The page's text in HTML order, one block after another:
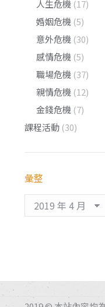
人生危機 (17)
婚姻危機 (5)
意外危機 (30)
感情危機 (5)
職場危機 (37)
親情危機 (12)
金錢危機 (7)
課程活動 (30)
彙整
整